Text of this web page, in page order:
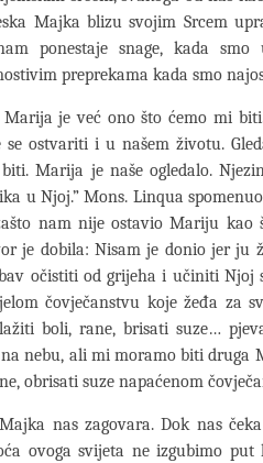
Majka blizu svojim Srcem
ponestaje snage, kada
preprekama kada smo
Marija je već ono što ćemo mi
se ostvariti i u našem životu.
Marija je naše ogledalo.
u Njoj.” Mons. Linqua
nam nije ostavio Mariju kao
je dobila: Nisam je donio jer ju
očistiti od grijeha i učiniti
čovječanstvu koje žeđa za
boli, rane, brisati suze…
nebu, ali mi moramo biti druga
obrisati suze napaćenom
nas zagovara. Dok nas
ovoga svijeta ne izgubimo